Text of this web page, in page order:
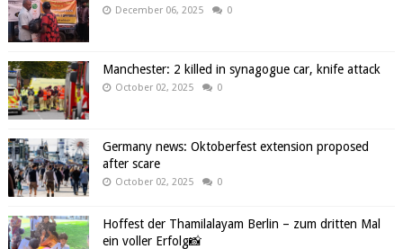
December 06, 2025 0
Manchester: 2 killed in synagogue car, knife attack
October 02, 2025 0
Germany news: Oktoberfest extension proposed
after scare
October 02, 2025 0
Hoffest der Thamilalayam Berlin – zum dritten Mal
ein voller Erfolg📸